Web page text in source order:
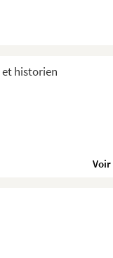
et historien